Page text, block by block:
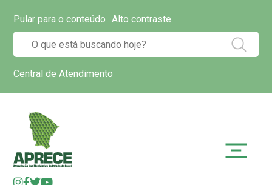
Pular para o conteúdo Alto contraste
Central de Atendimento